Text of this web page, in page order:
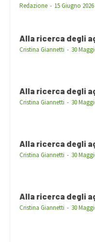
Redazione - 15 Giugno 2026
Alla ricerca degli
Cristina Giannetti - 30
Alla ricerca degli
Cristina Giannetti - 30
Alla ricerca degli
Cristina Giannetti - 30
Alla ricerca degli
Cristina Giannetti - 30